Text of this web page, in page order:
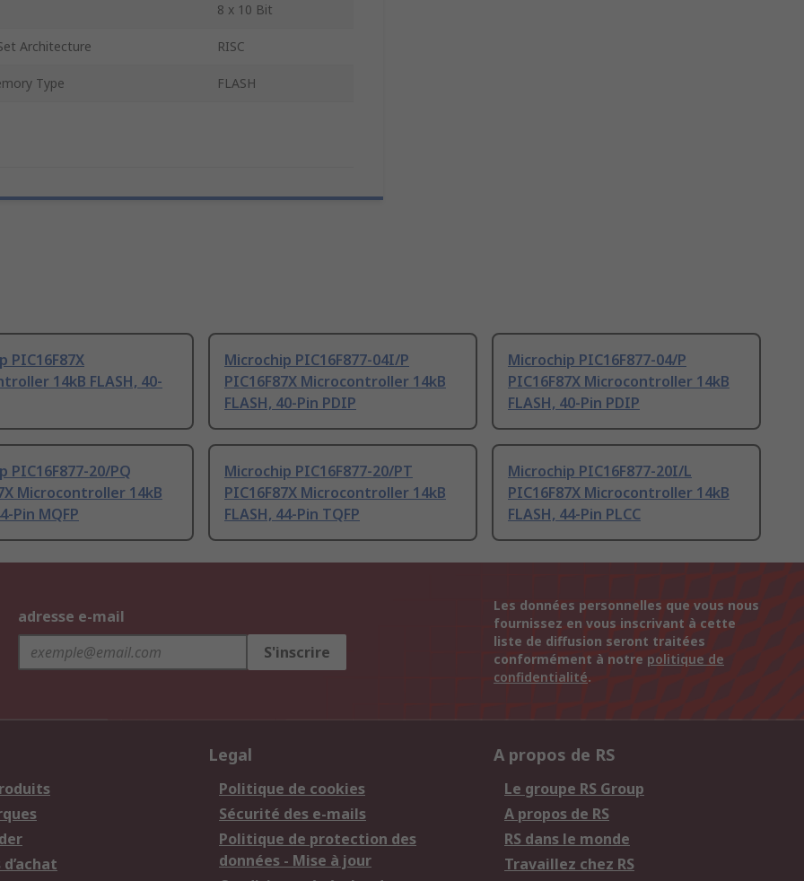
8 x 10 Bit
Architecture RISC
Type FLASH
PIC16F87X
14kB FLASH, 40-
Microchip PIC16F877-04I/P
PIC16F87X Microcontroller 14kB
FLASH, 40-Pin PDIP
Microchip PIC16F877-04/P
PIC16F87X Microcontroller 14kB
FLASH, 40-Pin PDIP
PIC16F877-20/PQ
Microcontroller 14kB
Pin MQFP
Microchip PIC16F877-20/PT
PIC16F87X Microcontroller 14kB
FLASH, 44-Pin TQFP
Microchip PIC16F877-20I/L
PIC16F87X Microcontroller 14kB
FLASH, 44-Pin PLCC
adresse e-mail
S'inscrire
Les données personnelles que vous nous
fournissez en vous inscrivant à cette
liste de diffusion seront traitées
conformément à notre politique de
confidentialité.
Legal
Politique de cookies
Sécurité des e-mails
Politique de protection des
données - Mise à jour
A propos de RS
Le groupe RS Group
A propos de RS
RS dans le monde
Travaillez chez RS